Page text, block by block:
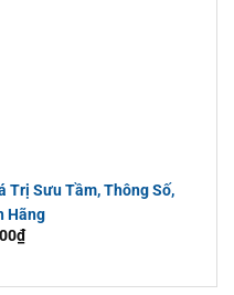
Trị Sưu Tầm, Thông Số,
Hãng
₫